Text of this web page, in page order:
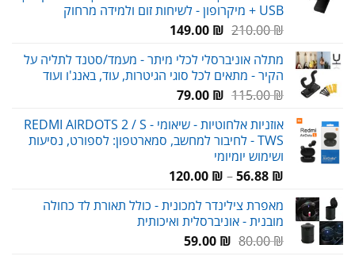
USB + מיקרופון - לשיחות זום ולמידה מרחוק
210.00₪
המחיר
היה:
210.00 ₪.
149.00 ₪
המחיר
הוא:
149.00 ₪.
מתלה אוניברסלי לכלי מיתר - מעמד/סטנד לתליה על
הקיר - מתאים לכל סוגי הגיטרות, עוד, באנג'ו ועוד
115.00₪
המחיר
היה:
115.00 ₪.
79.00 ₪
המחיר
הוא:
79.00 ₪.
אוזניות אלחוטיות - שיאומי REDMI AIRDOTS 2 / S -
TWS - לחיבור למחשב, סמארטפון: לספורט, נסיעות
ושימוש יומיומי
56.88 ₪
–
120.00 ₪
עד
מאפרת צילינדר למכונית - כולל תאורת לד כחולה
מובנית - אוניברסלית ואיכותית
80.00₪
המחיר59.00 ₪
המחיר